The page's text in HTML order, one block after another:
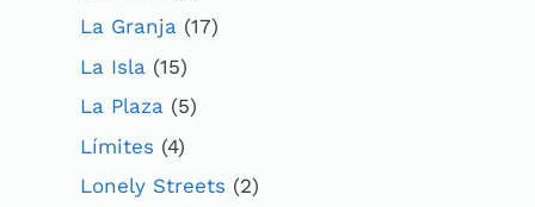
La Granja (17)
La Isla (15)
La Plaza (5)
Límites (4)
Lonely Streets (2)